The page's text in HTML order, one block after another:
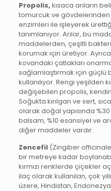
Propolis, kısaca arıların
tomurcuk ve gövdelerinden
enzimleri ile işleyerek
tanımlanıyor. Arılar, bu
maddelerden, çeşitli
korumak için üretiyor.
kovandaki çatlakları
sağlamlaştırmak için güçlü
kullanılıyor. Rengi yeşilden
değişebilen propolis,
Soğukta kırılgan ve sert,
olarak doğal yapısında
balsam, %10 esansiyel ve
diğer maddeler vardır.
Zencefil(Zingiber
bir metreye kadar
kırmızı renklerde çiçekler
ilaç olarak kullanılan, çok
üzere, Hindistan,